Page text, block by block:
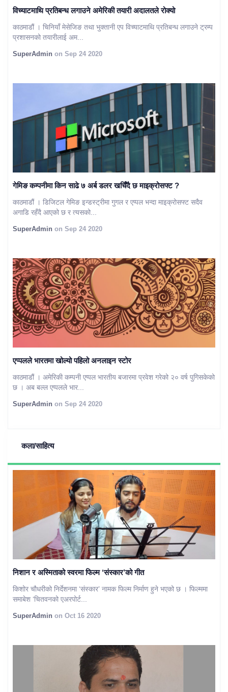
विच्याटमाथि प्रतिबन्ध लगाउने अमेरिकी तयारी अदालतले रोक्यो
काठमाडौं । चिनियाँ मेसेजिङ तथा भुक्तानी एप विच्याटमाथि प्रतिबन्ध लगाउने ट्रम्प
प्रशासनको तयारीलाई अम...
SuperAdmin on Sep 24 2020
गेमिङ कम्पनीमा किन साढे ७ अर्ब डलर खर्चिँदै छ माइक्रोसफ्ट ?
काठमाडौं । डिजिटल गेमिङ इन्डस्ट्रीमा गुगल र एप्पल भन्दा माइक्रोसफ्ट सदैव
अगाडि रहँदै आएको छ र त्यसको...
SuperAdmin on Sep 24 2020
एप्पलले भारतमा खोल्यो पहिलो अनलाइन स्टोर
काठमाडौं । अमेरिकी कम्पनी एप्पल भारतीय बजारमा प्रवेश गरेको २० वर्ष पुगिसकेको
छ । अब बल्ल एप्पलले भार...
SuperAdmin on Sep 24 2020
कला/साहित्य
निशान र अस्मिताको स्वरमा फिल्म ‘संस्कार’को गीत
किशोर चौधरीको निर्देशनमा ‘संस्कार’ नामक फिल्म निर्माण हुने भएको छ । फिल्ममा
समाबेश ‘चितवनको एअरपोर्ट...
SuperAdmin on Oct 16 2020